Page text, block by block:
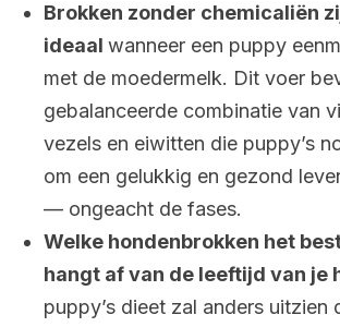
Brokken zonder chemicaliën
ideaal wanneer een puppy
met de moedermelk. Dit voer
gebalanceerde combinatie van
vezels en eiwitten die puppy’s
om een gelukkig en gezond
— ongeacht de fases.
Welke hondenbrokken het
hangt af van de leeftijd van je
puppy’s dieet zal anders uitzien